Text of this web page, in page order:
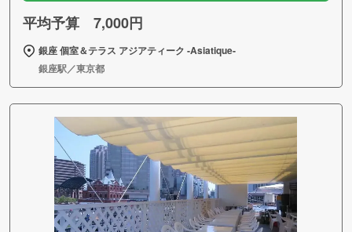
平均予算 7,000円
銀座 個室＆テラス アジアティーク ‐Asiatique‐
銀座駅／東京都